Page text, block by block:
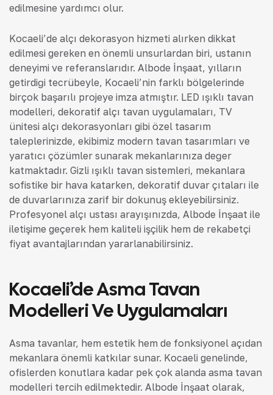
edilmesine yardımcı olur.
Kocaeli’de alçı dekorasyon hizmeti alırken dikkat
edilmesi gereken en önemli unsurlardan biri, ustanın
deneyimi ve referanslarıdır. Albode İnşaat, yılların
getirdiği tecrübeyle, Kocaeli’nin farklı bölgelerinde
birçok başarılı projeye imza atmıştır. LED ışıklı tavan
modelleri, dekoratif alçı tavan uygulamaları, TV
ünitesi alçı dekorasyonları gibi özel tasarım
taleplerinizde, ekibimiz modern tavan tasarımları ve
yaratıcı çözümler sunarak mekanlarınıza değer
katmaktadır. Gizli ışıklı tavan sistemleri, mekanlara
sofistike bir hava katarken, dekoratif duvar çıtaları ile
de duvarlarınıza zarif bir dokunuş ekleyebilirsiniz.
Profesyonel alçı ustası arayışınızda, Albode İnşaat ile
iletişime geçerek hem kaliteli işçilik hem de rekabetçi
fiyat avantajlarından yararlanabilirsiniz.
Kocaeli’de Asma Tavan
Modelleri Ve Uygulamaları
Asma tavanlar, hem estetik hem de fonksiyonel açıdan
mekanlara önemli katkılar sunar. Kocaeli genelinde,
ofislerden konutlara kadar pek çok alanda asma tavan
modelleri tercih edilmektedir. Albode İnşaat olarak,